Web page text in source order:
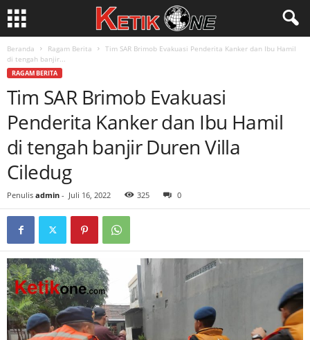
Beranda Ragam Berita
Tim SAR Brimob Evakuasi Penderita Kanker dan Ibu Hamil
di tengah banjir...
RAGAM BERITA
Tim SAR Brimob Evakuasi
Penderita Kanker dan Ibu Hamil
di tengah banjir Duren Villa
Ciledug
Penulis admin - Juli 16, 2022 325 0